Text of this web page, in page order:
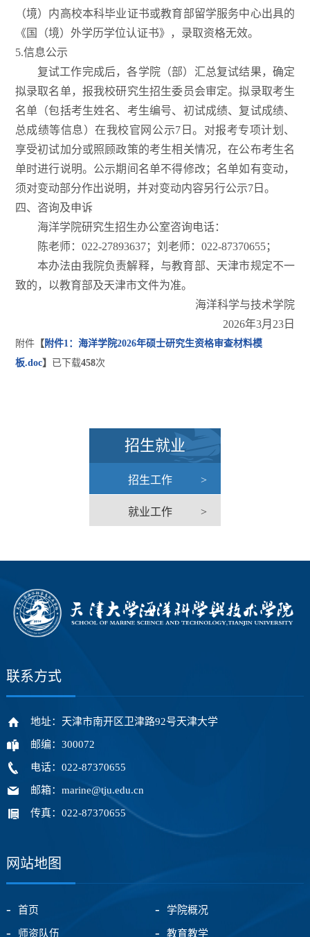
（境）内高校本科毕业证书或教育部留学服务中心出具的
《国（境）外学历学位认证书》，录取资格无效。
5.信息公示
复试工作完成后，各学院（部）汇总复试结果，确定
拟录取名单，报我校研究生招生委员会审定。拟录取考生
名单（包括考生姓名、考生编号、初试成绩、复试成绩、
总成绩等信息）在我校官网公示7日。对报考专项计划、
享受初试加分或照顾政策的考生相关情况，在公布考生名
单时进行说明。公示期间名单不得修改；名单如有变动，
须对变动部分作出说明，并对变动内容另行公示7日。
四、咨询及申诉
海洋学院研究生招生办公室咨询电话：
陈老师：022-27893637；刘老师：022-87370655；
本办法由我院负责解释，与教育部、天津市规定不一
致的，以教育部及天津市文件为准。
海洋科学与技术学院
2026年3月23日
附件【 附件1：海洋学院2026年硕士研究生资格审查材料模
板.doc】 已下载458次
招生就业
招生工作 >
就业工作 >
联系方式
地址：天津市南开区卫津路92号天津大学
邮编：300072
电话：022-87370655
邮箱：marine@tju.edu.cn
传真：022-87370655
网站地图
首页 学院概况
师资队伍 教育教学